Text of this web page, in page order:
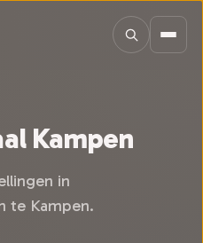
Kampen
in
te Kampen.